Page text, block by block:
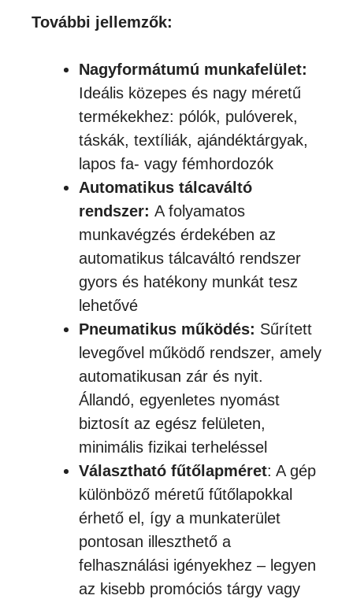
További jellemzők:
Nagyformátumú munkafelület:
Ideális közepes és nagy méretű
termékekhez: pólók, pulóverek,
táskák, textíliák, ajándéktárgyak,
lapos fa- vagy fémhordozók
Automatikus tálcaváltó
rendszer: A folyamatos
munkavégzés érdekében az
automatikus tálcaváltó rendszer
gyors és hatékony munkát tesz
lehetővé
Pneumatikus működés: Sűrített
levegővel működő rendszer, amely
automatikusan zár és nyit.
Állandó, egyenletes nyomást
biztosít az egész felületen,
minimális fizikai terheléssel
Választható fűtőlapméret: A gép
különböző méretű fűtőlapokkal
érhető el, így a munkaterület
pontosan illeszthető a
felhasználási igényekhez – legyen
az kisebb promóciós tárgy vagy